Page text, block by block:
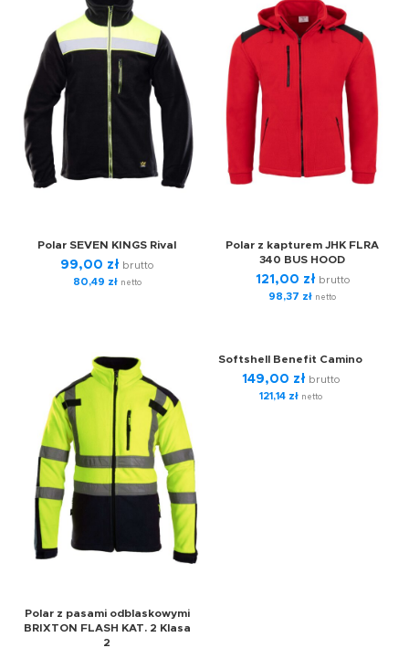
Polar SEVEN KINGS Rival
99,00 zł brutto
80,49 złnetto
Polar z kapturem JHK FLRA
340 BUS HOOD
121,00 zł brutto
98,37 zł netto
Polar z pasami odblaskowymi
BRIXTON FLASH KAT. 2 Klasa
2
Softshell Benefit Camino
149,00 zł brutto
121,14 złnetto